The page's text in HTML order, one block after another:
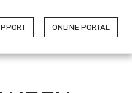
ONLINE PORTAL